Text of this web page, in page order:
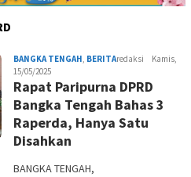
BANGKA TENGAH, BERITAredaksi
Kamis,
15/05/2025
Rapat Paripurna DPRD
Bangka Tengah Bahas 3
Raperda, Hanya Satu
Disahkan
BANGKA TENGAH,